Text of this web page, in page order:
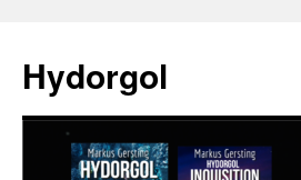
springen
Hydorgol